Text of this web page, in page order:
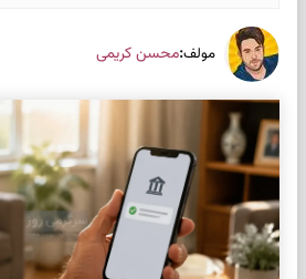
مولف:محسن کریمی